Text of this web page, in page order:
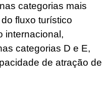
categorias mais
fluxo turístico
internacional,
categorias D e E,
de atração de